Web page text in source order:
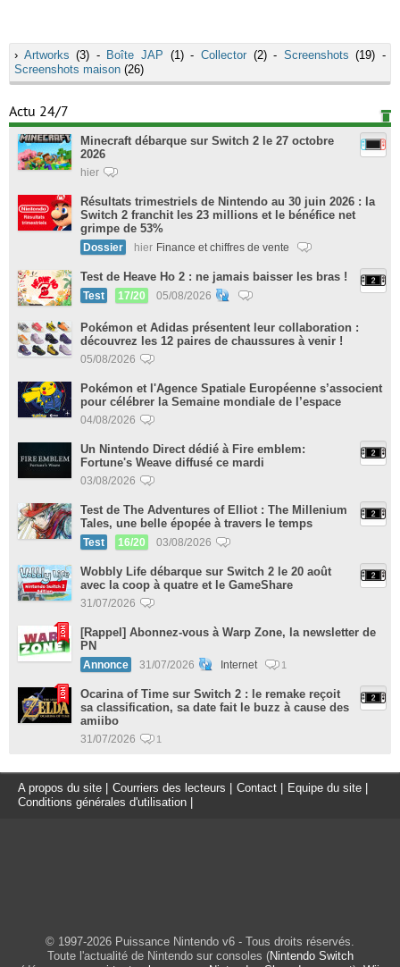
› Artworks (3) - Boîte JAP (1) - Collector(2) - Screenshots (19) -
Screenshots maison (26)
Actu 24/7
Minecraft débarque sur Switch 2 le 27 octobre
2026
hier
Résultats trimestriels de Nintendo au 30 juin 2026 : la
Switch 2 franchit les 23 millions et le bénéfice net
grimpe de 53%
Dossier hier Finance et chiffres de vente
Test de Heave Ho 2 : ne jamais baisser les bras !
Test 17/20 05/08/2026
Pokémon et Adidas présentent leur collaboration :
découvrez les 12 paires de chaussures à venir !
05/08/2026
Pokémon et l'Agence Spatiale Européenne s’associent
pour célébrer la Semaine mondiale de l’espace
04/08/2026
Un Nintendo Direct dédié à Fire emblem:
Fortune's Weave diffusé ce mardi
03/08/2026
Test de The Adventures of Elliot : The Millenium
Tales, une belle épopée à travers le temps
Test 16/20 03/08/2026
Wobbly Life débarque sur Switch 2 le 20 août
avec la coop à quatre et le GameShare
31/07/2026
[Rappel] Abonnez-vous à Warp Zone, la newsletter de
PN
Annonce 31/07/2026 Internet 1
Ocarina of Time sur Switch 2 : le remake reçoit
sa classification, sa date fait le buzz à cause des
amiibo
31/07/2026 1
A propos du site Courriers des lecteurs Contact Equipe du site
Conditions générales d'utilisation
© 1997-2026 Puissance Nintendo v6 - Tous droits réservés.
Toute l'actualité de Nintendo sur consoles (Nintendo Switch